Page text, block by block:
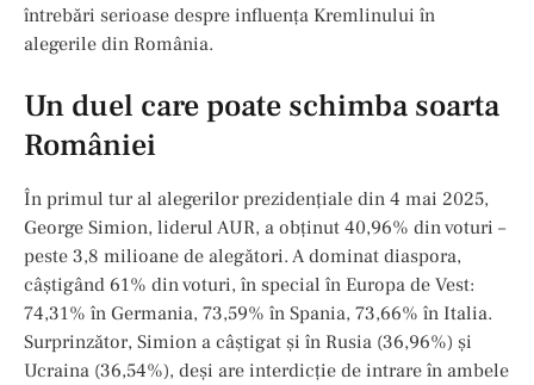
întrebări serioase despre influența Kremlinului în
alegerile din România.
Un duel care poate schimba soarta
României
În primul tur al alegerilor prezidențiale din 4 mai 2025,
George Simion, liderul AUR, a obținut 40,96% din voturi –
peste 3,8 milioane de alegători. A dominat diaspora,
câștigând 61% din voturi, în special în Europa de Vest:
74,31% în Germania, 73,59% în Spania, 73,66% în Italia.
Surprinzător, Simion a câștigat și în Rusia (36,96%) și
Ucraina (36,54%), deși are interdicție de intrare în ambele